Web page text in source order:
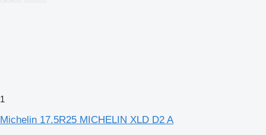
1
Michelin 17.5R25 MICHELIN XLD D2 A